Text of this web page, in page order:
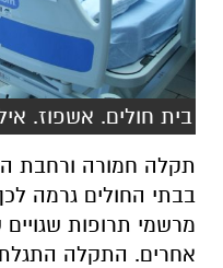
בית חולים. אשפוז.
תקלה חמורה ורחבת
בבתי החולים גרמה
מרשמי תרופות
אחרים. התקלה